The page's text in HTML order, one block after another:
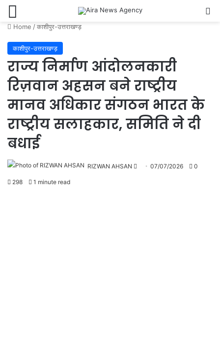
Home /काशीपुर-उत्तराखण्ड़
काशीपुर-उत्तराखण्ड़
राज्य निर्माण आंदोलनकारी
रिज़वान अहसन बने राष्ट्रीय
मानव अधिकार संगठन भारत के
राष्ट्रीय सलाहकार, समिति ने दी
बधाई
RIZWAN AHSAN
Send07/07/2026 0
298 1 minute read